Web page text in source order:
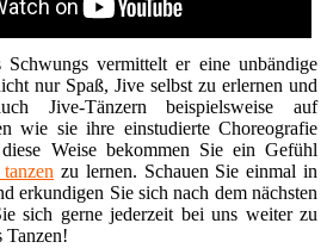
vermittelt er eine unbändige
nur Spaß, Jive selbst zu erlernen und
Jive-Tänzern beispielsweise auf
wie sie ihre einstudierte Choreografie
Weise bekommen Sie ein Gefühl
zu lernen. Schauen Sie einmal in
erkundigen Sie sich nach dem nächsten
sich gerne jederzeit bei uns weiter zu
Tanzen!